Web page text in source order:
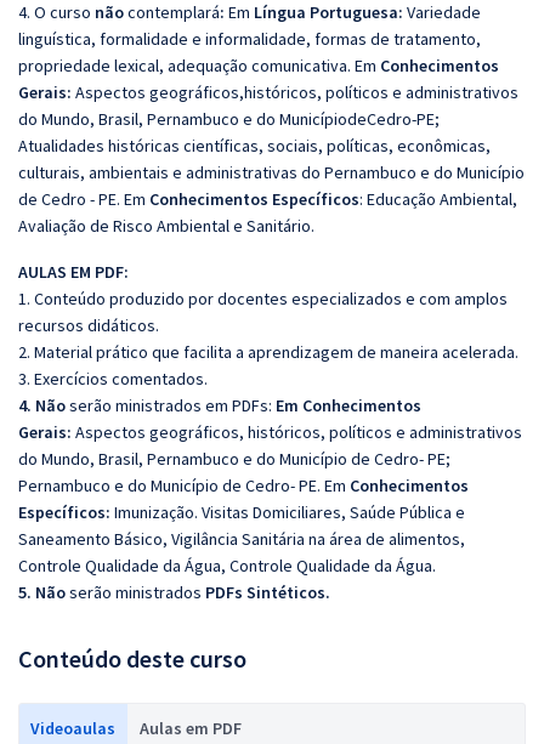
4. O curso nãocontemplará: Em Língua Portuguesa: Variedade
linguística, formalidade e informalidade, formas de tratamento,
propriedade lexical, adequação comunicativa. Em Conhecimentos
Gerais: Aspectos geográficos,históricos, políticos e administrativos
do Mundo, Brasil, Pernambuco e do MunicípiodeCedro-PE;
Atualidades históricas científicas, sociais, políticas, econômicas,
culturais, ambientais e administrativas do Pernambuco e do Município
de Cedro - PE. Em Conhecimentos Específicos: Educação Ambiental,
Avaliação de Risco Ambiental e Sanitário.
AULAS EM PDF:
1. Conteúdo produzido por docentes especializados e com amplos
recursos didáticos.
2. Material prático que facilita a aprendizagem de maneira acelerada.
3. Exercícios comentados.
4. Nãoserão ministrados em PDFs: Em Conhecimentos
Gerais: Aspectos geográficos, históricos, políticos e administrativos
do Mundo, Brasil, Pernambuco e do Município de Cedro- PE;
Pernambuco e do Município de Cedro- PE. Em Conhecimentos
Específicos: Imunização. Visitas Domiciliares, Saúde Pública e
Saneamento Básico, Vigilância Sanitária na área de alimentos,
Controle Qualidade da Água, Controle Qualidade da Água.
5. Nãoserão ministrados PDFs Sintéticos.
Conteúdo deste curso
Videoaulas Aulas em PDF